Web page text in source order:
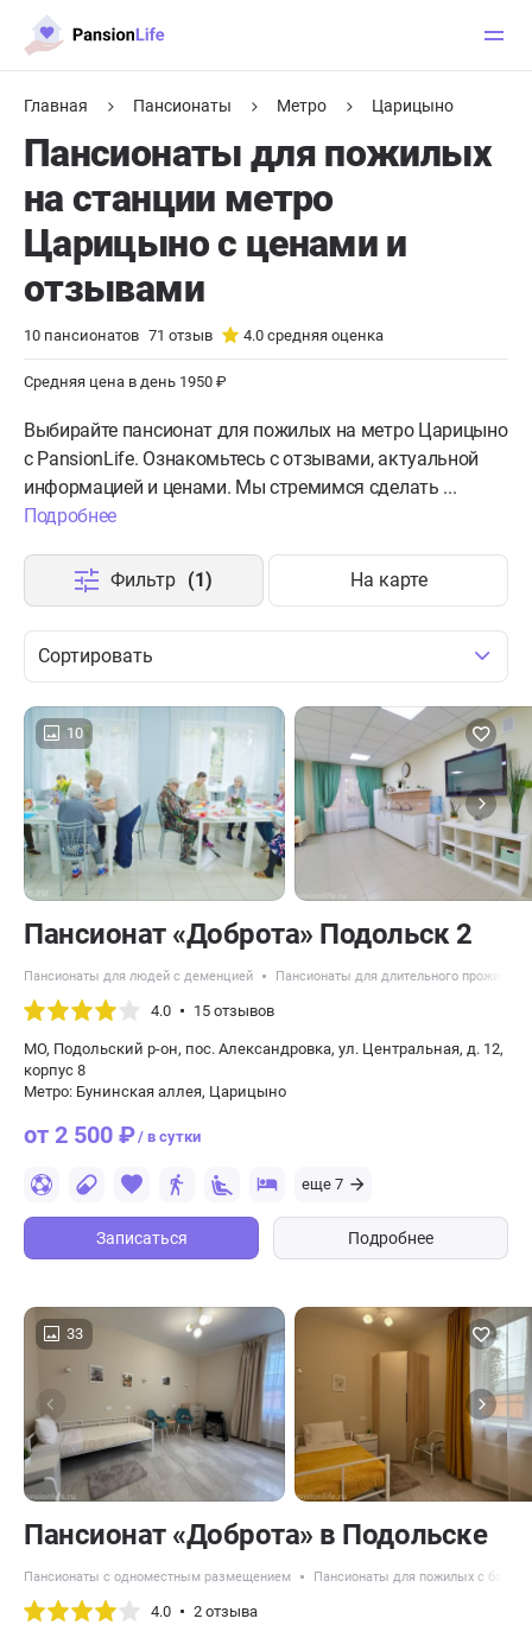
Главная Пансионаты Метро Царицыно
Пансионаты для пожилых
на станции метро
Царицыно с ценами и
отзывами
10 пансионатов 71 отзыв 4.0 средняя оценка
Средняя цена в день 1950 ₽
Выбирайте пансионат для пожилых на метро Царицыно
с PansionLife. Ознакомьтесь с отзывами, актуальной
информацией и ценами. Мы стремимся сделать ...
Подробнее
Сортировать
Фильтр (1) На карте
10
Пансионат «Доброта» Подольск 2
Пансионаты для людей с деменцией Пансионаты для длительного
4.0 15 отзывов
МО, Подольский р-он, пос. Александровка, ул. Центральная, д. 12,
корпус 8
Метро: Бунинская аллея, Царицыно
от 2 500 ₽/ в сутки
еще 7
Записаться Подробнее
33
Пансионат «Доброта» в Подольске
Пансионаты с одноместным размещением Пансионаты для пожилых с
4.0 2 отзыва